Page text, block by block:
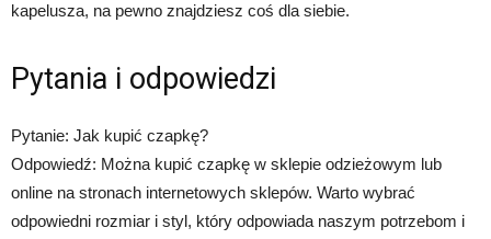
kapelusza, na pewno znajdziesz coś dla siebie.
Pytania i odpowiedzi
Pytanie: Jak kupić czapkę?
Odpowiedź: Można kupić czapkę w sklepie odzieżowym lub
online na stronach internetowych sklepów. Warto wybrać
odpowiedni rozmiar i styl, który odpowiada naszym potrzebom i